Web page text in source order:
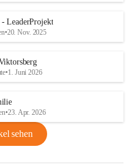
LeaderProjekt
•20. Nov. 2025
•1. Juni 2026
•23. Apr. 2026
sehen